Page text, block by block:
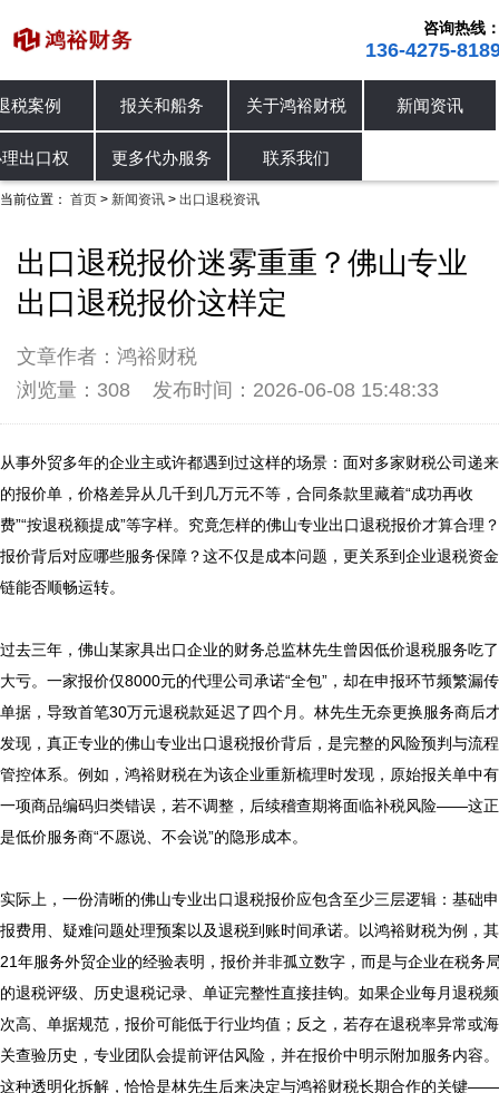
咨询热线
136-4275-
首页
进出口退税
退税案例
办理出口权
报关和船务
更多代办服务
关于鸿裕
公司动态 行业资讯 出口退税资讯
当前位置： 首页 > 新闻资讯 > 出口退税资讯
出口退税报价迷雾重重？佛山专业
出口退税报价这样定
文章作者：鸿裕财税
浏览量：308
发布时间：2026-06-08 15:48:33
从事外贸多年的企业主或许都遇到过这样的场景：面对多家财税公司递来
的报价单，价格差异从几千到几万元不等，合同条款里藏着“成功再收
费”“按退税额提成”等字样。究竟怎样的佛山专业出口退税报价才算合理？
报价背后对应哪些服务保障？这不仅是成本问题，更关系到企业退税资金
链能否顺畅运转。
过去三年，佛山某家具出口企业的财务总监林先生曾因低价退税服务吃了
大亏。一家报价仅8000元的代理公司承诺“全包”，却在申报环节频繁漏传
单据，导致首笔30万元退税款延迟了四个月。林先生无奈更换服务商后
发现，真正专业的佛山专业出口退税报价背后，是完整的风险预判与流程
管控体系。例如，鸿裕财税在为该企业重新梳理时发现，原始报关单中有
一项商品编码归类错误，若不调整，后续稽查期将面临补税风险——这正
是低价服务商“不愿说、不会说”的隐形成本。
实际上，一份清晰的佛山专业出口退税报价应包含至少三层逻辑：基础申
报费用、疑难问题处理预案以及退税到账时间承诺。以鸿裕财税为例，其
21年服务外贸企业的经验表明，报价并非孤立数字，而是与企业在税务
的退税评级、历史退税记录、单证完整性直接挂钩。如果企业每月退税频
次高、单据规范，报价可能低于行业均值；反之，若存在退税率异常或海
关查验历史，专业团队会提前评估风险，并在报价中明示附加服务内容。
这种透明化拆解，恰恰是林先生后来决定与鸿裕财税长期合作的关键——